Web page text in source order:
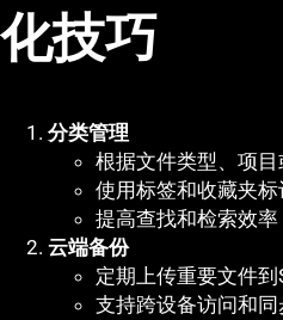
化技巧
分类管理
根据文件类型、项
使用标签和收藏夹
提高查找和检索效率
云端备份
定期上传重要文件
支持跨设备访问和同